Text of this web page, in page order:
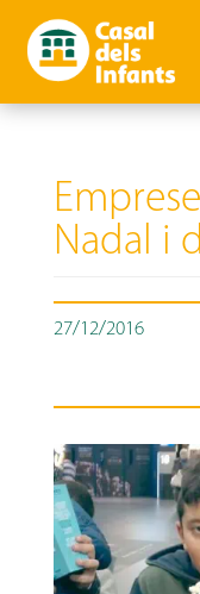
Nadal i
27/12/2016